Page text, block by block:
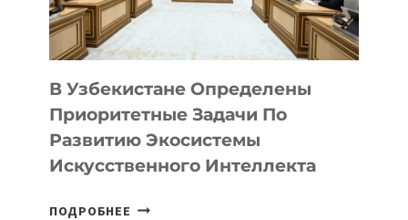
В Узбекистане Определены
Приоритетные Задачи По
Развитию Экосистемы
Искусственного Интеллекта
ПОДРОБНЕЕ В